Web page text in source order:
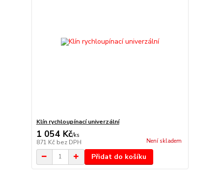
Klín rychloupínací univerzální
1 054 Kč/ks
871 Kč bez DPH Není skladem
Přidat do košíku